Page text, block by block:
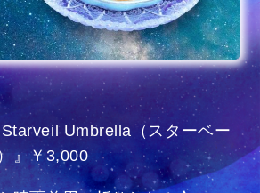
Umbrella（スターベー
』￥3,000